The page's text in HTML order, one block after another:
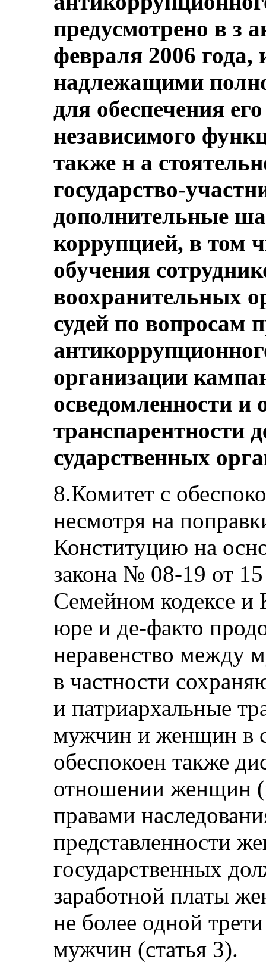
предусмотрено в з
февраля 2006 года,
надлежащими
для обеспечения
независимого
также н а
государство-
дополнительные
коррупцией, в том
обучения
воохранительных
судей по вопросам
организации
осведомленности и
транспарентности
сударственных
8.Комитет с
несмотря на
Конституцию на
закона № 08-19 от
Семейном кодексе и
юре и де-факто
неравенство
в частности
и патриархальные
мужчин и женщин в
обеспокоен также
отношении женщин
правами
представленности
государственных
заработной платы
не более одной
мужчин (статья 3).